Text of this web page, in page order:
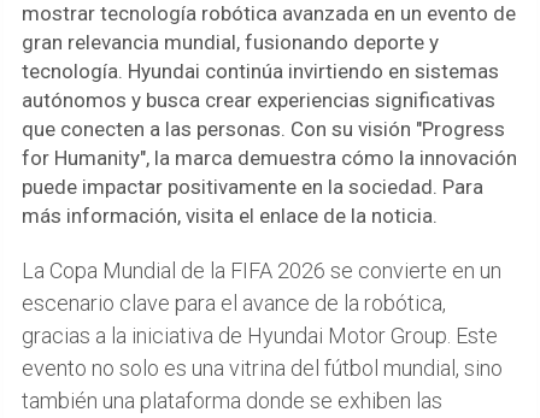
mostrar tecnología robótica avanzada en un evento de
gran relevancia mundial, fusionando deporte y
tecnología. Hyundai continúa invirtiendo en sistemas
autónomos y busca crear experiencias significativas
que conecten a las personas. Con su visión "Progress
for Humanity", la marca demuestra cómo la innovación
puede impactar positivamente en la sociedad. Para
más información, visita el enlace de la noticia.
La Copa Mundial de la FIFA 2026 se convierte en un
escenario clave para el avance de la robótica,
gracias a la iniciativa de Hyundai Motor Group. Este
evento no solo es una vitrina del fútbol mundial, sino
también una plataforma donde se exhiben las